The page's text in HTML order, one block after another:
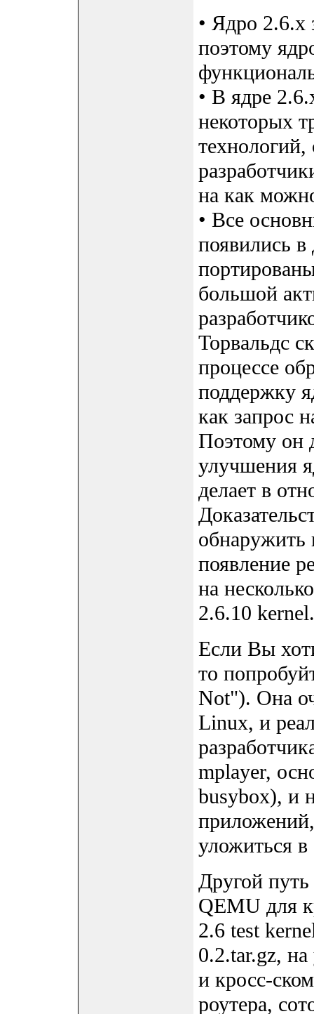
• Ядро 2.6.x
поэтому
• В ядре
некоторых
технологий,
на как
• Все
появились
большой
Торвальдс
процессе
поддержку
как запрос
Поэтому он
улучшения
делает в
обнаружить
появление
на
2.6.10 kernel.
Если Вы
то
Not"). Она
Linux, и
mplayer,
busybox), и
уложиться
Другой путь
QEMU для
2.6 test
0.2.tar.gz,
и кросс-
роутера,